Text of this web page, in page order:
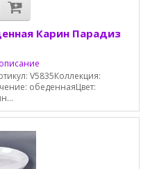
Карин Парадиз
V5835Коллекция:
обеденнаяЦвет: